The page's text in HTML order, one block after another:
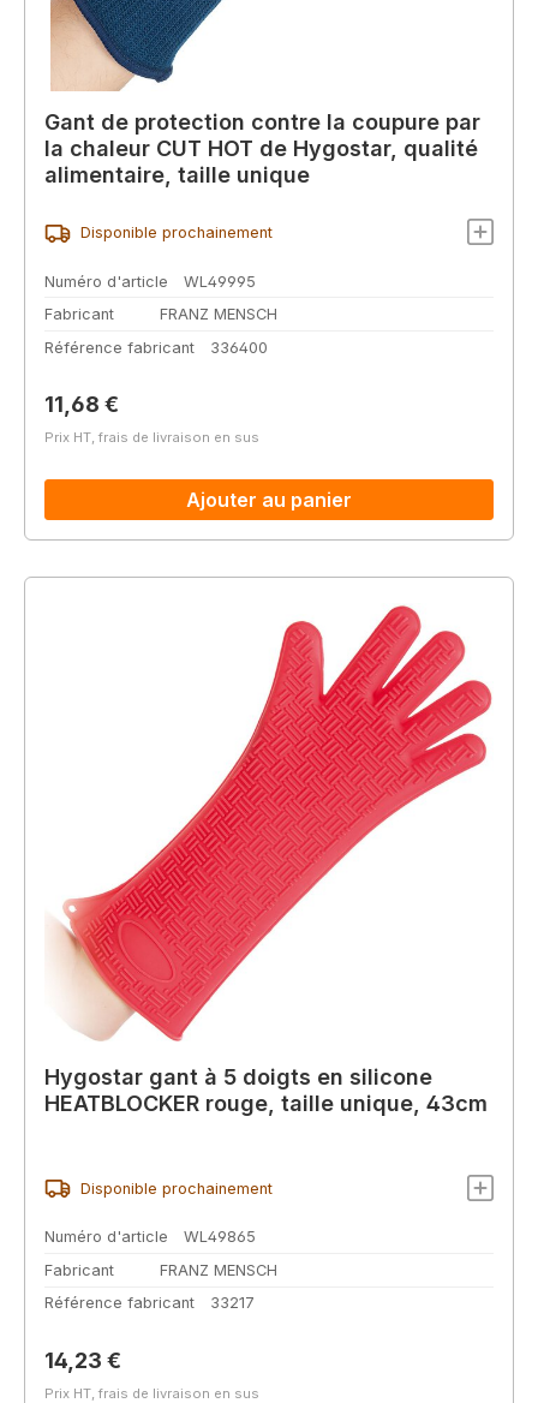
Gant de protection contre la coupure par
la chaleur CUT HOT de Hygostar, qualité
alimentaire, taille unique
Disponible prochainement
Numéro d'article
WL49995
Fabricant
FRANZ MENSCH
Référence fabricant
336400
Prix régulier :
11,68 €
Prix HT, frais de livraison en sus
Ajouter au panier
Hygostar gant à 5 doigts en silicone
HEATBLOCKER rouge, taille unique, 43cm
Disponible prochainement
Numéro d'article
WL49865
Fabricant
FRANZ MENSCH
Référence fabricant
33217
Prix régulier :
14,23 €
Prix HT, frais de livraison en sus